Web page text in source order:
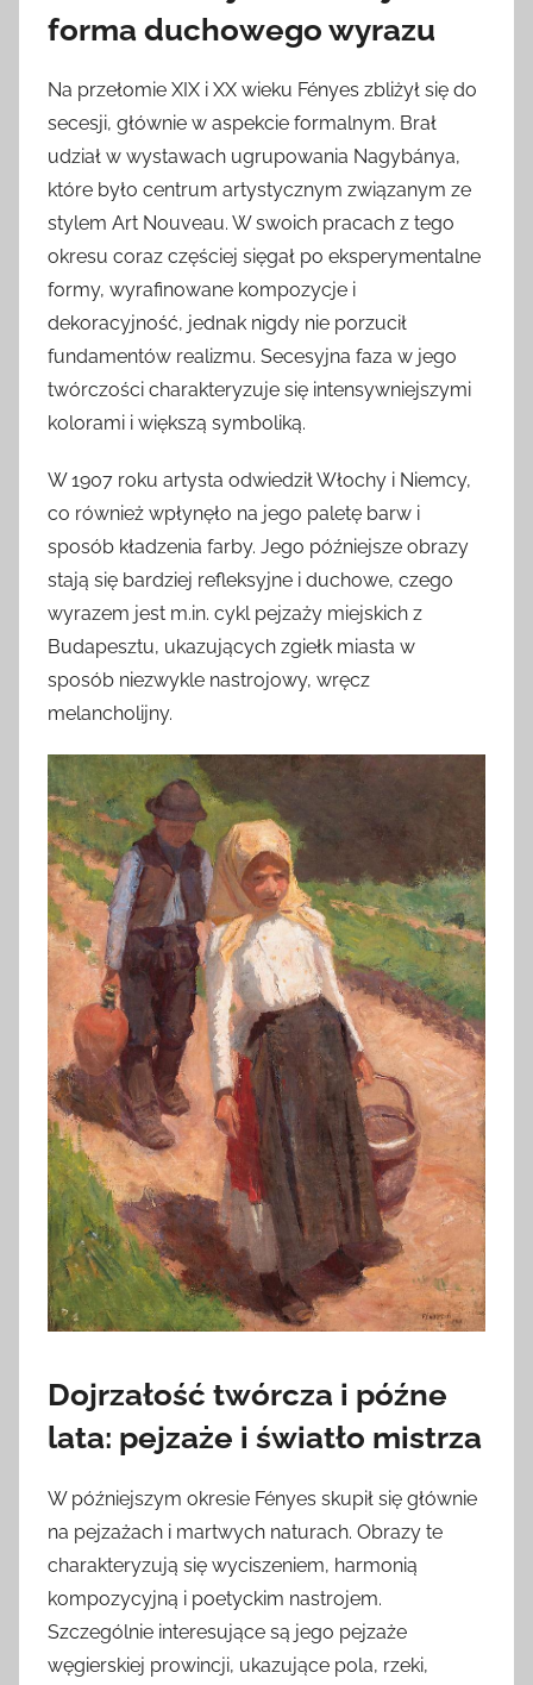
forma duchowego wyrazu
Na przełomie XIX i XX wieku Fényes zbliżył się do
secesji, głównie w aspekcie formalnym. Brał
udział w wystawach ugrupowania Nagybánya,
które było centrum artystycznym związanym ze
stylem Art Nouveau. W swoich pracach z tego
okresu coraz częściej sięgał po eksperymentalne
formy, wyrafinowane kompozycje i
dekoracyjność, jednak nigdy nie porzucił
fundamentów realizmu. Secesyjna faza w jego
twórczości charakteryzuje się intensywniejszymi
kolorami i większą symboliką.
W 1907 roku artysta odwiedził Włochy i Niemcy,
co również wpłynęło na jego paletę barw i
sposób kładzenia farby. Jego późniejsze obrazy
stają się bardziej refleksyjne i duchowe, czego
wyrazem jest m.in. cykl pejzaży miejskich z
Budapesztu, ukazujących zgiełk miasta w
sposób niezwykle nastrojowy, wręcz
melancholijny.
Dojrzałość twórcza i późne
lata: pejzaże i światło mistrza
W późniejszym okresie Fényes skupił się głównie
na pejzażach i martwych naturach. Obrazy te
charakteryzują się wyciszeniem, harmonią
kompozycyjną i poetyckim nastrojem.
Szczególnie interesujące są jego pejzaże
węgierskiej prowincji, ukazujące pola, rzeki,